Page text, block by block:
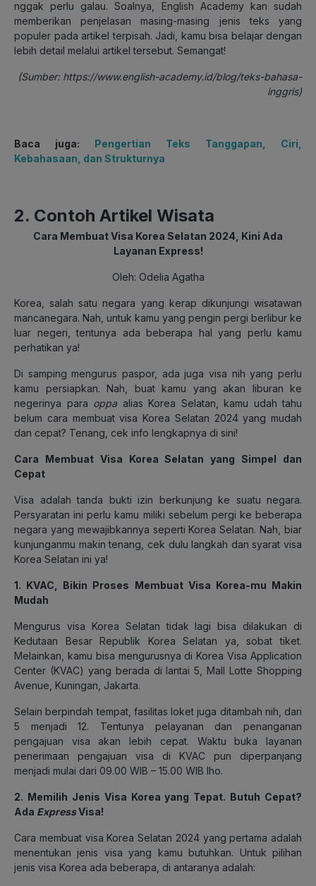
nggak perlu galau. Soalnya, English Academy kan sudah
memberikan penjelasan masing-masing jenis teks yang
populer pada artikel terpisah. Jadi, kamu bisa belajar dengan
lebih detail melalui artikel tersebut. Semangat!
(Sumber: https://www.english-academy.id/blog/teks-bahasa-
inggris)
Baca juga: Pengertian Teks Tanggapan, Ciri,
Kebahasaan, dan Strukturnya
2. Contoh Artikel Wisata
Cara Membuat Visa Korea Selatan 2024, Kini Ada
Layanan Express!
Oleh: Odelia Agatha
Korea, salah satu negara yang kerap dikunjungi wisatawan
mancanegara. Nah, untuk kamu yang pengin pergi berlibur ke
luar negeri, tentunya ada beberapa hal yang perlu kamu
perhatikan ya!
Di samping mengurus paspor, ada juga visa nih yang perlu
kamu persiapkan. Nah, buat kamu yang akan liburan ke
negerinya para oppa alias Korea Selatan, kamu udah tahu
belum cara membuat visa Korea Selatan 2024 yang mudah
dan cepat? Tenang, cek info lengkapnya di sini!
Cara Membuat Visa Korea Selatan yang Simpel dan
Cepat
Visa adalah tanda bukti izin berkunjung ke suatu negara.
Persyaratan ini perlu kamu miliki sebelum pergi ke beberapa
negara yang mewajibkannya seperti Korea Selatan. Nah, biar
kunjunganmu makin tenang, cek dulu langkah dan syarat visa
Korea Selatan ini ya!
1. KVAC, Bikin Proses Membuat Visa Korea-mu Makin
Mudah
Mengurus visa Korea Selatan tidak lagi bisa dilakukan di
Kedutaan Besar Republik Korea Selatan ya, sobat tiket.
Melainkan, kamu bisa mengurusnya di Korea Visa Application
Center (KVAC) yang berada di lantai 5, Mall Lotte Shopping
Avenue, Kuningan, Jakarta.
Selain berpindah tempat, fasilitas loket juga ditambah nih, dari
5 menjadi 12. Tentunya pelayanan dan penanganan
pengajuan visa akan lebih cepat. Waktu buka layanan
penerimaan pengajuan visa di KVAC pun diperpanjang
menjadi mulai dari 09.00 WIB – 15.00 WIB lho.
2. Memilih Jenis Visa Korea yang Tepat. Butuh Cepat?
Ada ExpressVisa!
Cara membuat visa Korea Selatan 2024 yang pertama adalah
menentukan jenis visa yang kamu butuhkan. Untuk pilihan
jenis visa Korea ada beberapa, di antaranya adalah: